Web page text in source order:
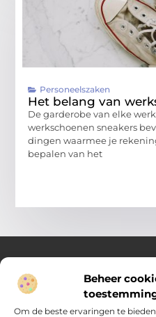
Beheer
Om de beste ervaringen te
Personeelszaken
Het belang van
De garderobe van elke
werkschoenen sneakers
dingen waarmee je
bepalen van het
Over Compleet
Praktische inzichten voor